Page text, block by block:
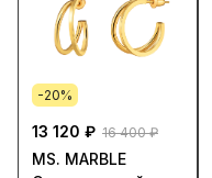
-20%
13 120 ₽ 16 400 ₽
MS. MARBLE